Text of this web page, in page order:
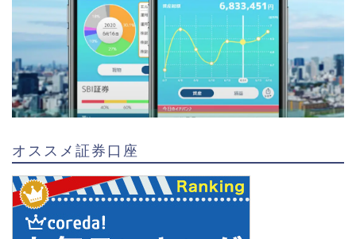
オススメ証券口座